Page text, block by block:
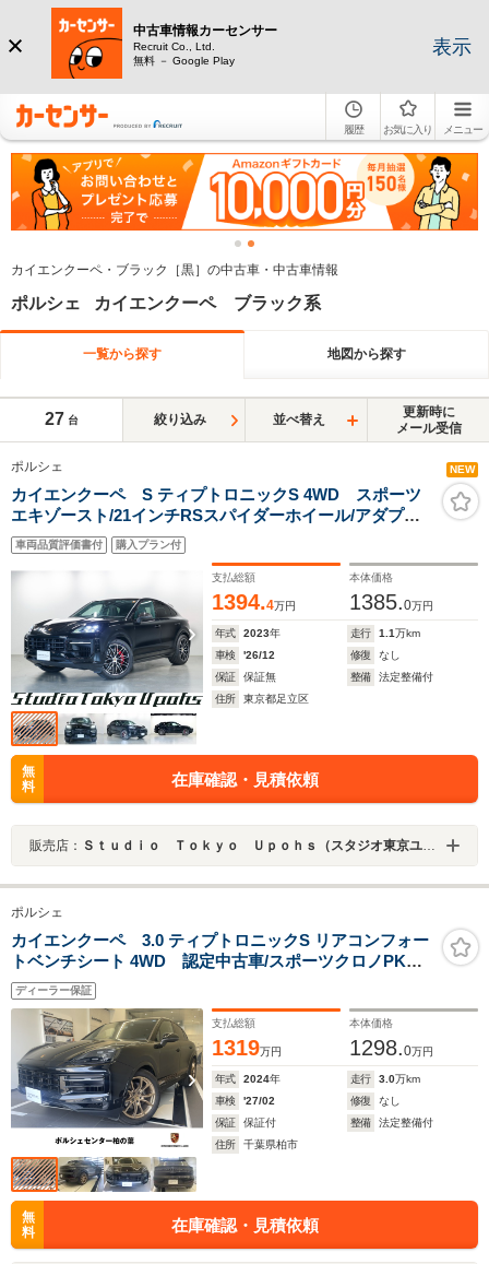
中古車情報カーセンサー
Recruit Co., Ltd.
無料 － Google Play
表示
履歴 お気に入り メニュー
カイエンクーペ・ブラック［黒］の中古車・中古車情報
ポルシェ カイエンクーペ ブラック系
一覧から探す 地図から探す
27 台 絞り込み 並べ替え
更新時に
メール受信
ポルシェ NEW
カイエンクーペ S ティプトロニックS 4WD スポーツ
エキゾースト/21インチRSスパイダーホイール/アダプテ
ィブエアサスペンション/スポーツデザインフロントエプ
ロン/マトリクスLEDヘッドライト/BOSEサウンド/PTVプ
ラス/18way電動アダプティブスポーツシート
車両品質評価書付 購入プラン付
支払総額
1394.4万円
本体価格
1385.0万円
年式 2023年 走行 1.1万km
車検
'26/12 修復
なし
保証
保証無 整備
法定整備付
住所
東京都足立区
無
料
在庫確認・見積依頼
販売店： Ｓｔｕｄｉｏ Ｔｏｋｙｏ Ｕｐｏｈｓ（スタジオ東京ユーポス）
ポルシェ
カイエンクーペ 3.0 ティプトロニックS リアコンフォー
トベンチシート 4WD 認定中古車/スポーツクロノPKG/
スポーツエグゾースト/リアアクスルステア/エアサ
ス/18WAY電動シート/前後シートヒーター/4ゾーンエアコ
ン/BOSEサウンド
ディーラー保証
支払総額
1319万円
本体価格
1298.0万円
年式 2024年 走行 3.0万km
車検
'27/02 修復
なし
保証
保証付 整備
法定整備付
住所
千葉県柏市
無
料
在庫確認・見積依頼